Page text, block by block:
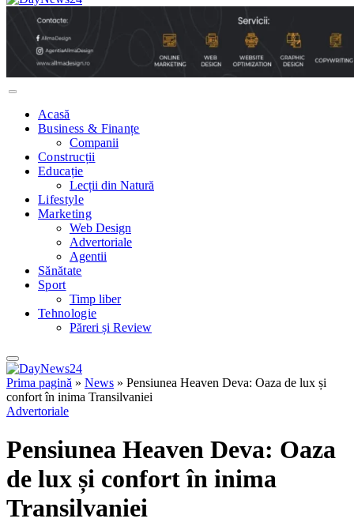
Acasă
Business & Finanțe
Companii
Construcții
Educație
Lecții din Natură
Lifestyle
Marketing
Web Design
Advertoriale
Agentii
Sănătate
Sport
Timp liber
Tehnologie
Păreri și Review
Prima pagină » News » Pensiunea Heaven Deva: Oaza de lux și
confort în inima Transilvaniei
Advertoriale
Pensiunea Heaven Deva: Oaza
de lux și confort în inima
Transilvaniei